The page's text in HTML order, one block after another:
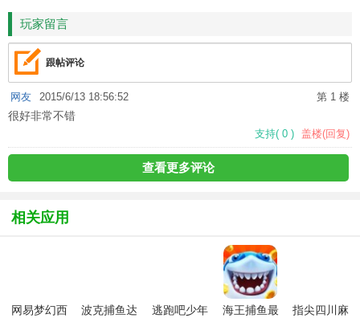
玩家留言
跟帖评论
第 1 楼
网友 2015/6/13 18:56:52
很好非常不错
支持( 0 ) 盖楼(回复)
查看更多评论
相关应用
网易梦幻西
波克捕鱼达
逃跑吧少年
海王捕鱼最
指尖四川麻